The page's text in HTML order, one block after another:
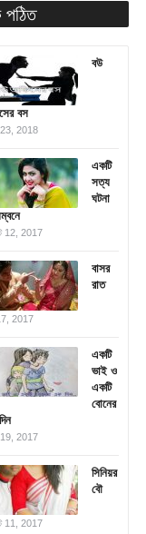
পঠিত
বউ
বস
23, 2018
একটি
সত্য
ঘটনা
12, 2017
বাসর
রাত
2017
একটি
ভাই ও
একটি
বোনের
19, 2017
সিনিয়র
বৌ
11, 2017